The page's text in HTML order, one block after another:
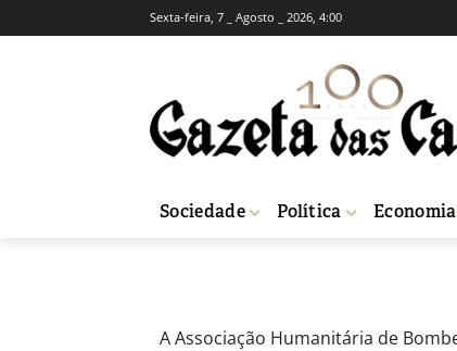
Sexta-feira, 7 _ Agosto _ 2026, 4:00
Sociedade Política Economia
Nazaré:
aniversário
Redação 17 de Junho, 2024
A Associação Humanitária de